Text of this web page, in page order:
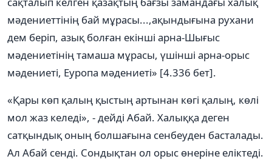
мәдениеттінің бай мұрасы...,ақындығына рухани
дем беріп, азық болған екінші арна-Шығыс
мәдениетінің тамаша мұрасы, үшінші арна-орыс
мәдениеті, Еуропа мәдениеті» [4.336 бет].
«Қары көп қалың қыстың артынан көгі қалың, көлі
мол жаз келеді», - дейді Абай. Халыққа деген
сатқындық оның болшағына сенбеуден басталады.
Ал Абай сенді. Сондықтан ол орыс өнеріне еліктеді.